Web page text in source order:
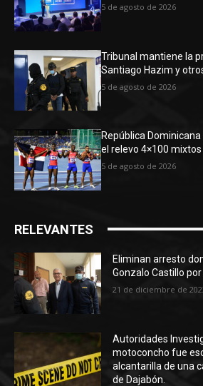
5 de agosto de 2026
Tribunal mantiene la
Santiago Hazim y
5 de agosto de 2026
República
el relevo 4×100
5 de agosto de 2026
RELEVANTES
Eliminan arresto
Gonzalo Castillo
21 de diciembre de
Autoridades
motoconcho fue
alcantarilla de una
de Dajabón.